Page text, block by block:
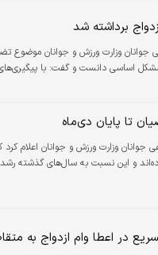
برداشته شد
جوانان وزارت ورزش و جوانان موضوع
اساسی دانست و گفت: با
کرده‌اند و این نسبت به سال‌های گذشته
در اعطا وام ازدواج به